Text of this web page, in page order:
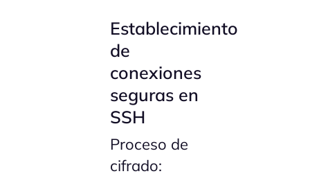
Establecimiento
de
conexiones
seguras en
SSH
Proceso de
cifrado: